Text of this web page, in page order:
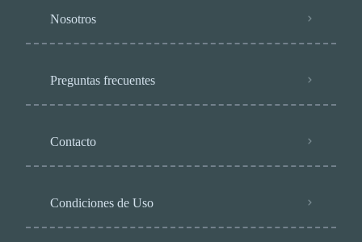
Nosotros
Preguntas frecuentes
Contacto
Condiciones de Uso